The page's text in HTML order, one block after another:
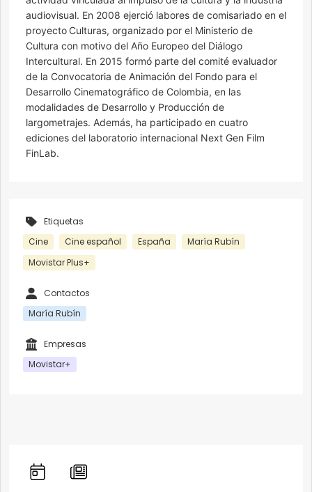
audiovisual. En 2008 ejerció labores de comisariado en el
proyecto Culturas, organizado por el Ministerio de
Cultura con motivo del Año Europeo del Diálogo
Intercultural. En 2015 formó parte del comité evaluador
de la Convocatoria de Animación del Fondo para el
Desarrollo Cinematográfico de Colombia, en las
modalidades de Desarrollo y Producción de
largometrajes. Además, ha participado en cuatro
ediciones del laboratorio internacional Next Gen Film
FinLab.
Etiquetas
Cine
Cine español España
María Rubín
Movistar Plus+
Contactos
María Rubín
Empresas
Movistar+